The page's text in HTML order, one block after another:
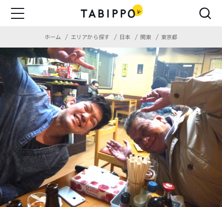
ホーム エリアから探す 日本 関東 東京都